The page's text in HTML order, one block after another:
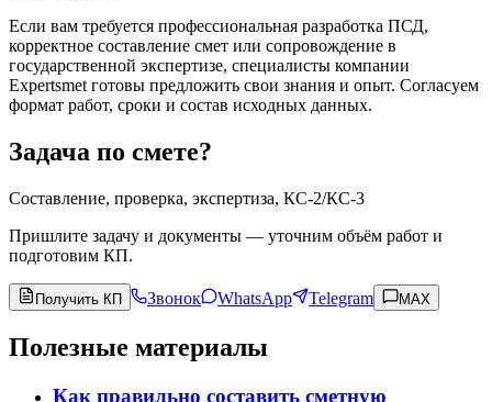
Если вам требуется профессиональная разработка ПСД,
корректное составление смет или сопровождение в
государственной экспертизе, специалисты компании
Expertsmet готовы предложить свои знания и опыт. Согласуем
формат работ, сроки и состав исходных данных.
Задача по смете?
Составление, проверка, экспертиза, КС-2/КС-3
Пришлите задачу и документы — уточним объём работ и
подготовим КП.
Получить КП Звонок WhatsApp Telegram MAX
Полезные материалы
Как правильно составить сметную